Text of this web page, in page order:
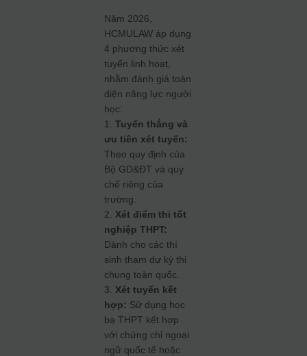
Năm 2026,
HCMULAW áp dụng
4 phương thức xét
tuyển linh hoạt,
nhằm đánh giá toàn
diện năng lực người
học:
1.Tuyển thẳng và
ưu tiên xét tuyển:
Theo quy định của
Bộ GD&ĐT và quy
chế riêng của
trường.
2. Xét điểm thi tốt
nghiệp THPT:
Dành cho các thí
sinh tham dự kỳ thi
chung toàn quốc.
3. Xét tuyển kết
hợp: Sử dụng học
bạ THPT kết hợp
với chứng chỉ ngoại
ngữ quốc tế hoặc